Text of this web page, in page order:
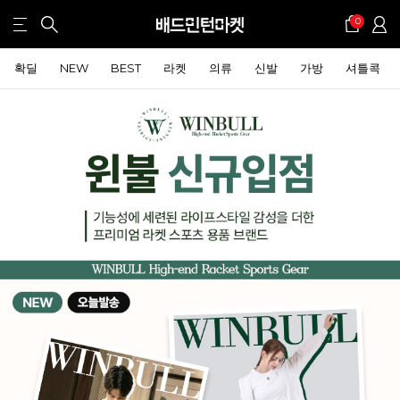
0
확딜 NEW BEST 라켓 의류 신발 가방 셔틀콕